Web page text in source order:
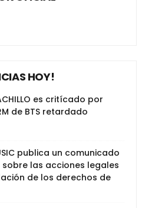
HOY!
es critícado por
de BTS retardado
publica un comunicado
las acciones legales
de los derechos de